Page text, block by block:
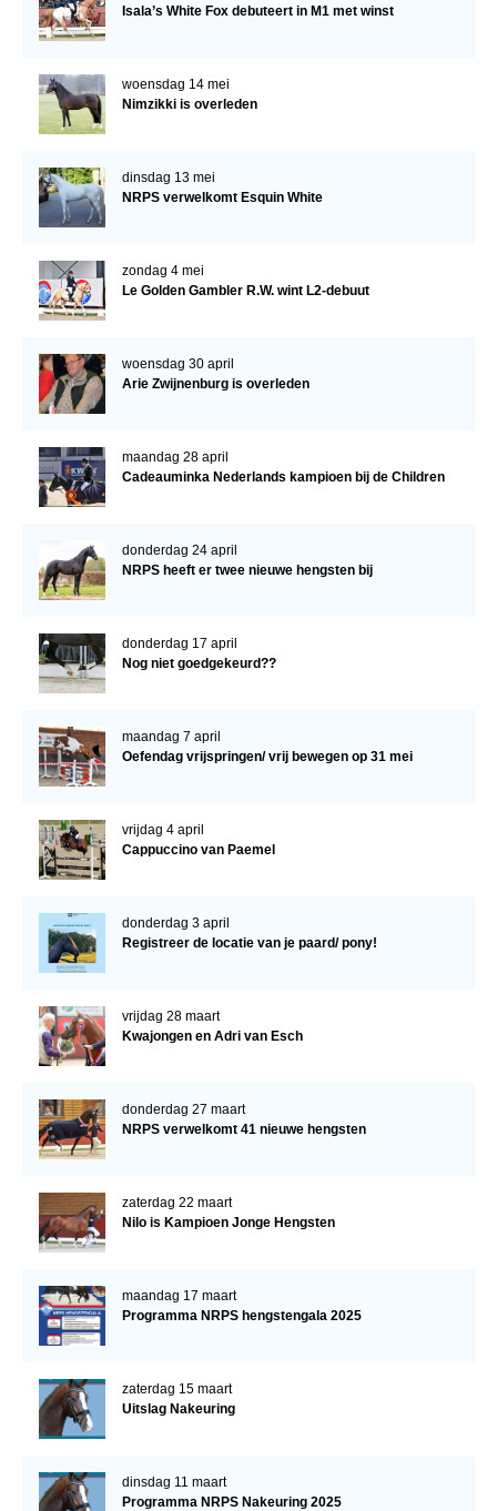
Isala’s White Fox debuteert in M1 met winst
woensdag 14 mei
Nimzikki is overleden
dinsdag 13 mei
NRPS verwelkomt Esquin White
zondag 4 mei
Le Golden Gambler R.W. wint L2-debuut
woensdag 30 april
Arie Zwijnenburg is overleden
maandag 28 april
Cadeauminka Nederlands kampioen bij de Children
donderdag 24 april
NRPS heeft er twee nieuwe hengsten bij
donderdag 17 april
Nog niet goedgekeurd??
maandag 7 april
Oefendag vrijspringen/ vrij bewegen op 31 mei
vrijdag 4 april
Cappuccino van Paemel
donderdag 3 april
Registreer de locatie van je paard/ pony!
vrijdag 28 maart
Kwajongen en Adri van Esch
donderdag 27 maart
NRPS verwelkomt 41 nieuwe hengsten
zaterdag 22 maart
Nilo is Kampioen Jonge Hengsten
maandag 17 maart
Programma NRPS hengstengala 2025
zaterdag 15 maart
Uitslag Nakeuring
dinsdag 11 maart
Programma NRPS Nakeuring 2025